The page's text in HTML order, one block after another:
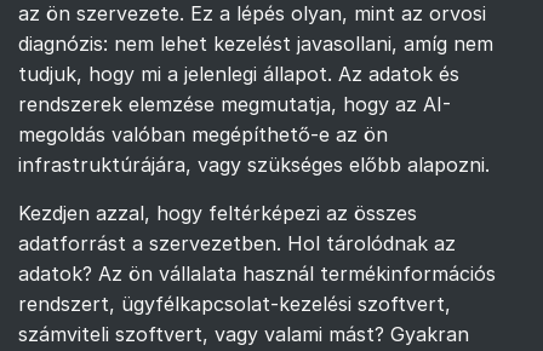
az ön szervezete. Ez a lépés olyan, mint az orvosi
diagnózis: nem lehet kezelést javasollani, amíg nem
tudjuk, hogy mi a jelenlegi állapot. Az adatok és
rendszerek elemzése megmutatja, hogy az AI-
megoldás valóban megépíthető-e az ön
infrastruktúrájára, vagy szükséges előbb alapozni.
Kezdjen azzal, hogy feltérképezi az összes
adatforrást a szervezetben. Hol tárolódnak az
adatok? Az ön vállalata használ termékinformációs
rendszert, ügyfélkapcsolat-kezelési szoftvert,
számviteli szoftvert, vagy valami mást? Gyakran